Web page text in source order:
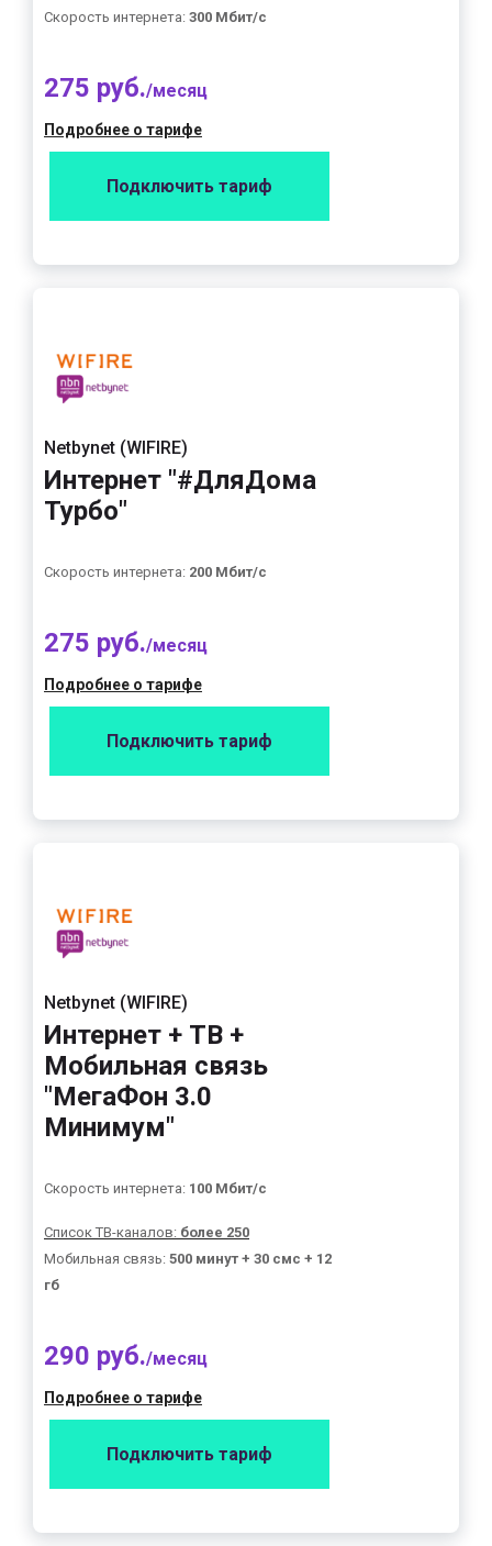
Скорость интернета: 300 Мбит/с
275 руб./месяц
Подробнее о тарифе
Подключить тариф
Netbynet (WIFIRE)
Интернет "#ДляДома
Турбо"
Скорость интернета: 200 Мбит/с
275 руб./месяц
Подробнее о тарифе
Подключить тариф
Netbynet (WIFIRE)
Интернет + ТВ +
Мобильная связь
"МегаФон 3.0
Минимум"
Скорость интернета: 100 Мбит/с
Список ТВ-каналов: более 250
Мобильная связь: 500 минут + 30 смс + 12
гб
290 руб./месяц
Подробнее о тарифе
Подключить тариф